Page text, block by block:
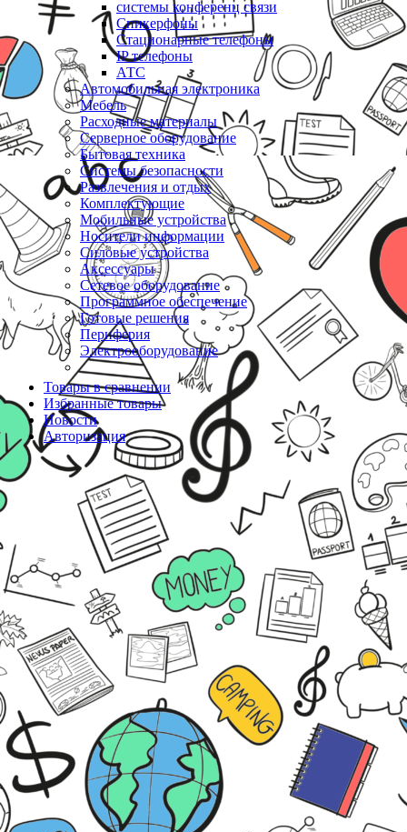
системы конференц связи
Спикерфоны
Стационарные телефоны
IP телефоны
АТС
Автомобильная электроника
Мебель
Расходные материалы
Серверное оборудование
Бытовая техника
Системы безопасности
Развлечения и отдых
Комплектующие
Мобильные устройства
Носители информации
Силовые устройства
Аксессуары
Сетевое оборудование
Программное обеспечение
Готовые решения
Периферия
Электрооборудование
Товары в сравнении
Избранные товары
Новости
Авторизация